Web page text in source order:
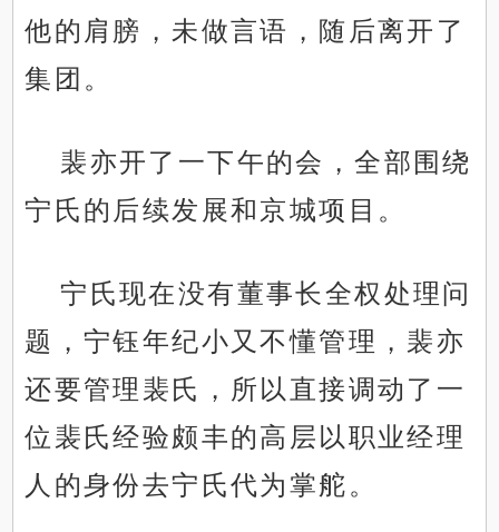
他的肩膀，未做言语，随后离开了
集团。
裴亦开了一下午的会，全部围绕
宁氏的后续发展和京城项目。
宁氏现在没有董事长全权处理问
题，宁钰年纪小又不懂管理，裴亦
还要管理裴氏，所以直接调动了一
位裴氏经验颇丰的高层以职业经理
人的身份去宁氏代为掌舵。